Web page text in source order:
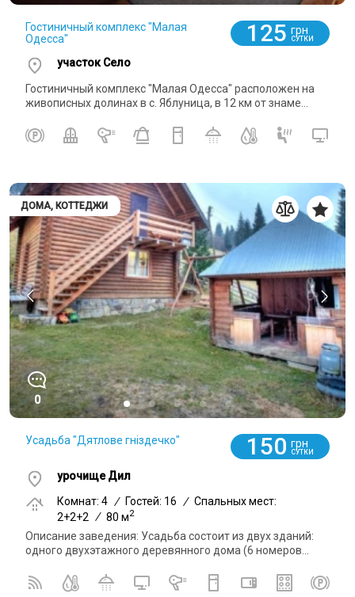
Гостиничный комплекс "Малая
Одесса"
125 грн
СУТКИ
участок Село
Гостиничный комплекс "Малая Одесса" расположен на
живописных долинах в с. Яблуница, в 12 км от знаме...
ДОМА, КОТТЕДЖИ
0
Усадьба "Дятлове гніздечко" 150 грн
СУТКИ
урочище Дил
Комнат: 4 / Гостей: 16 / Спальных мест:
2+2+2 / 80 м2
Описание заведения: Усадьба состоит из двух зданий:
одного двухэтажного деревянного дома (6 номеров...